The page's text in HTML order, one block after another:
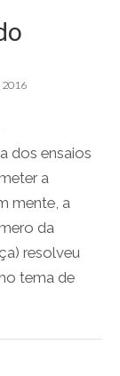
2016
dos ensaios
a
mente, a
da
resolveu
tema de